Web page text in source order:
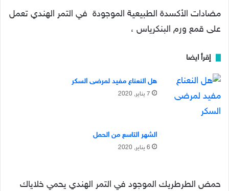
مضادات الأكسدة الطبيعية الموجودة في التمر الهندي تعمل
على قمع ورم البنكرياس ،
إقرأ ايضا
هل النعناع مفيد لمرضى السكر
7 يناير, 2020
الشهر التاسع من الحمل
6 يناير, 2020
حمض الطرطريك الموجود في التمر الهندي يحمي خلاياك